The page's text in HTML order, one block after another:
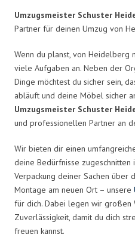
Umzugsmeister Schuster
Partner für deinen Umzug von
Wenn du planst, von Heidelberg
viele Aufgaben an. Neben der
Dinge möchtest du sicher sein,
abläuft und deine Möbel sicher
Umzugsmeister Schuster
und professionellen Partner an
Wir bieten dir einen
deine Bedürfnisse zugeschnitten
Verpackung deiner Sachen über
Montage am neuen Ort – unsere
für dich. Dabei legen wir großen
Zuverlässigkeit, damit du dich
freuen kannst.